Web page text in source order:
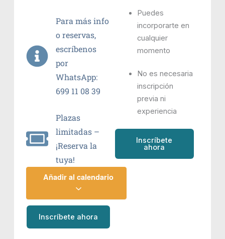
Para más info
o reservas,
escríbenos
por
WhatsApp:
699 11 08 39
Plazas
limitadas –
¡Reserva la
tuya!
Inscríbete ahora
Puedes
incorporarte en
cualquier
momento
No es necesaria
inscripción
previa ni
experiencia
Inscríbete
ahora